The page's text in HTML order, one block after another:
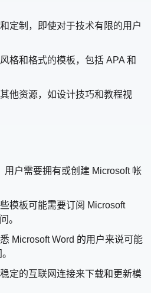
定制，即使对于技术有限的用户
格和格式的模板，包括 APA 和
他资源，如设计技巧和教程视
用户需要拥有或创建 Microsoft 帐
模板可能需要订阅 Microsoft
。
Microsoft Word 的用户来说可能
定的互联网连接来下载和更新模